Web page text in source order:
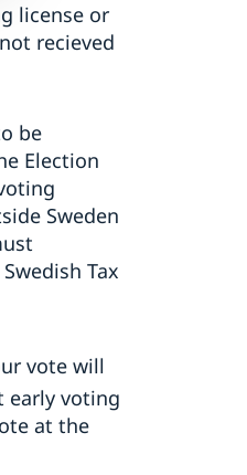
license or
recieved
be
Election
Sweden
Tax
vote will
early voting
at the